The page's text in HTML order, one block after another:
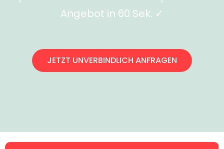
Angebot in 60 Sek. ✓
JETZT UNVERBINDLICH ANFRAGEN